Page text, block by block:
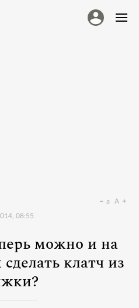
08:55
a A
можно и на
клатч из